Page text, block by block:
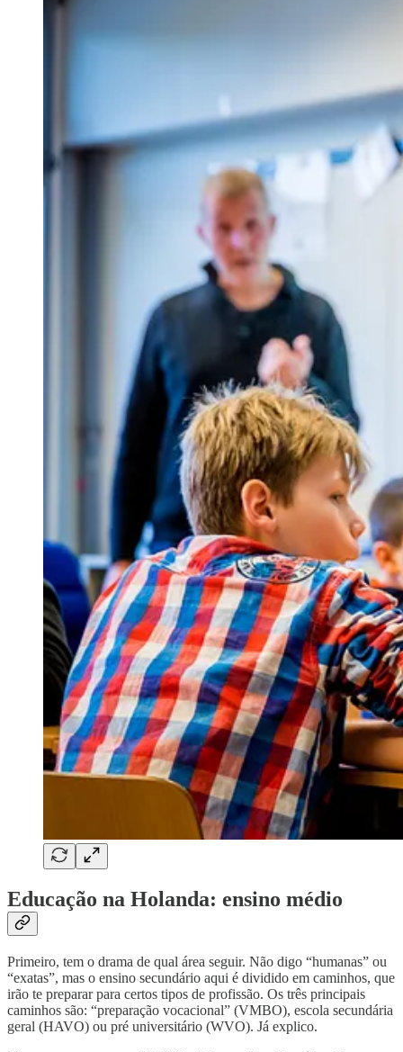
Educação na Holanda: ensino médio
Primeiro, tem o drama de qual área seguir. Não digo “humanas” ou
“exatas”, mas o ensino secundário aqui é dividido em caminhos, que
irão te preparar para certos tipos de profissão. Os três principais
caminhos são: “preparação vocacional” (VMBO), escola secundária
geral (HAVO) ou pré universitário (WVO). Já explico.